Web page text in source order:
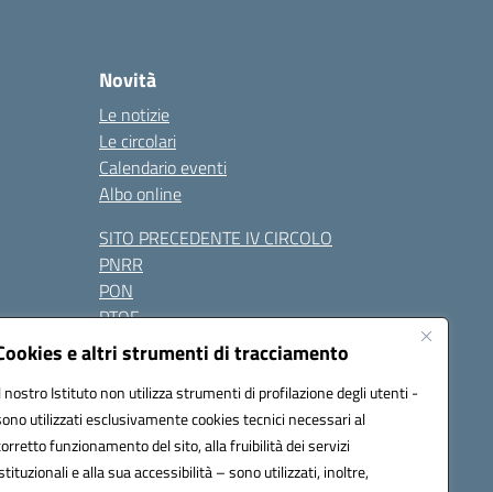
e altri strumenti di tracciamento
nostro Istituto non utilizza strumenti di profilazione degli utenti -
utilizzati esclusivamente cookies tecnici necessari al
funzionamento del sito, alla fruibilità dei servizi
e alla sua accessibilità – sono utilizzati, inoltre,
Novità
Le notizie
Le circolari
Calendario eventi
Albo online
SITO PRECEDENTE IV CIRCOLO
PNRR
PON
PTOF
Contatti
Seguici su: